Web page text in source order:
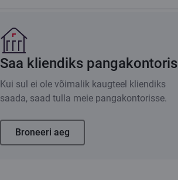
Saa kliendiks pangakontoris
Kui sul ei ole võimalik kaugteel kliendiks
saada, saad tulla meie pangakontorisse.
Broneeri aeg